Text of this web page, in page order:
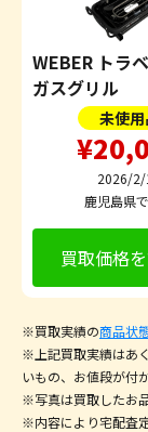
WEBER トラ
ガスグリル
未使用
2026/2/
鹿児島県
買取価格
※買取実績の商品状
※上記買取実績はあ
いもの、お値段が付
※写真は買取したお
※内容により宅配査